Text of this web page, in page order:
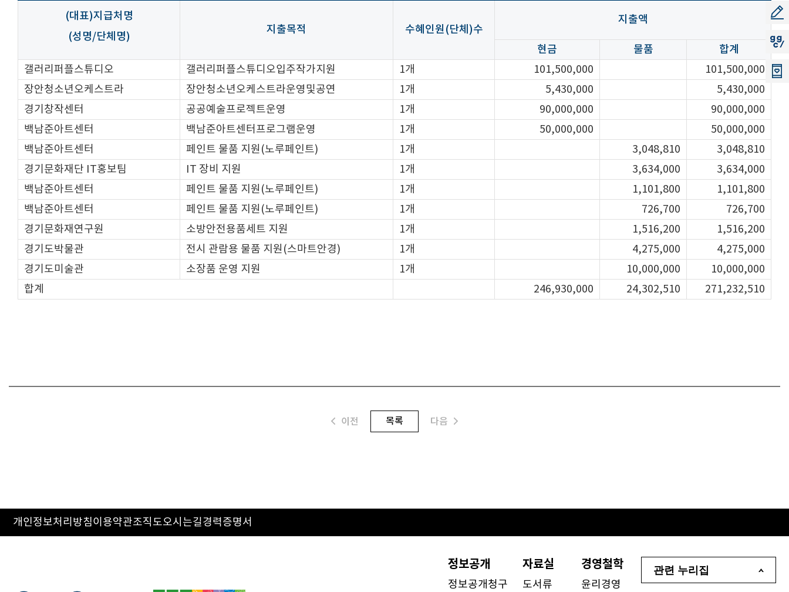
소리
공모
지지
(대표)지급처명
(성명/단체명)
지출목적 수혜인원(단체)수
지출액
현금 물품
합계
갤러리퍼플스튜디오
갤러리퍼플스튜디오입주작가지원 1개 101,500,000
101,500,000
장안청소년오케스트라
장안청소년오케스트라운영및공연 1개 5,430,000
5,430,000
경기창작센터
공공예술프로젝트운영 1개 90,000,000
90,000,000
백남준아트센터
백남준아트센터프로그램운영 1개 50,000,000
50,000,000
백남준아트센터
페인트 물품 지원(노루페인트) 1개 3,048,810
3,048,810
경기문화재단 IT홍보팀
IT 장비 지원 1개 3,634,000
3,634,000
백남준아트센터
페인트 물품 지원(노루페인트) 1개 1,101,800
1,101,800
백남준아트센터
페인트 물품 지원(노루페인트) 1개 726,700
726,700
경기문화재연구원
소방안전용품세트 지원 1개 1,516,200
1,516,200
경기도박물관
전시 관람용 물품 지원(스마트안경) 1개 4,275,000
4,275,000
경기도미술관
소장품 운영 지원 1개 10,000,000
10,000,000
합계
246,930,000 24,302,510 271,232,510
이전 목록 다음
개인정보처리방침이용약관조직도오시는길경력증명서
정보공개
정보공개청구
자료실
도서류
경영철학
윤리경영
관련 누리집